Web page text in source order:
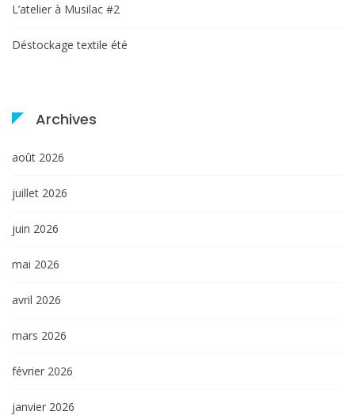
L’atelier à Musilac #2
Déstockage textile été
Archives
août 2026
juillet 2026
juin 2026
mai 2026
avril 2026
mars 2026
février 2026
janvier 2026